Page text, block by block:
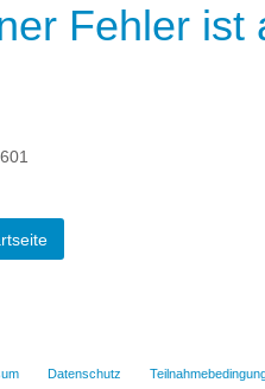
Fehler ist
Datenschutz